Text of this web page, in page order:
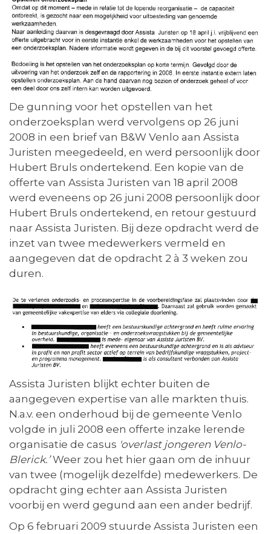
De gunning voor het opstellen van het
onderzoeksplan werd vervolgens op 26 juni
2008 in een brief van B&W Venlo aan Assista
Juristen meegedeeld, en werd persoonlijk door
Hubert Bruls ondertekend. Een kopie van de
offerte van Assista Juristen van 18 april 2008
werd eveneens op 26 juni 2008 persoonlijk door
Hubert Bruls ondertekend, en retour gestuurd
naar Assista Juristen. Bij deze opdracht werd de
inzet van twee medewerkers vermeld en
aangegeven dat de opdracht 2 à 3 weken zou
duren.
Assista Juristen blijkt echter buiten de
aangegeven expertise van alle markten thuis.
N.a.v. een onderhoud bij de gemeente Venlo
volgde in juli 2008 een offerte inzake lerende
organisatie de casus 'overlast jongeren Venlo-
Blerick.’Weer zou het hier gaan om de inhuur
van twee (mogelijk dezelfde) medewerkers. De
opdracht ging echter aan Assista Juristen
voorbij en werd gegund aan een ander bedrijf.
Op 6 februari 2009 stuurde Assista Juristen een